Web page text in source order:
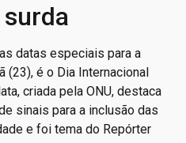
datas especiais para a
(23), é o Dia Internacional
criada pela ONU, destaca
sinais para a inclusão das
e foi tema do Repórter